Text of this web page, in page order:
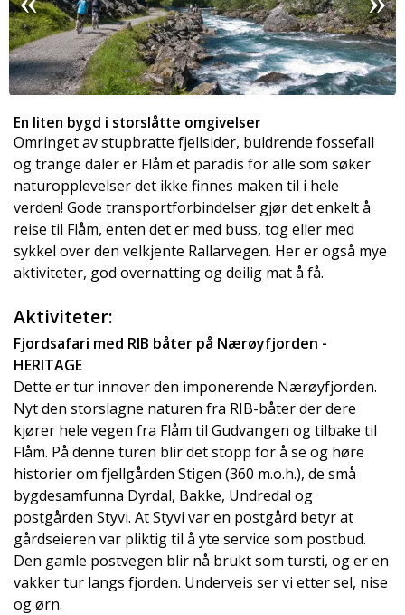
En liten bygd i storslåtte omgivelser
Omringet av stupbratte fjellsider, buldrende fossefall
og trange daler er Flåm et paradis for alle som søker
naturopplevelser det ikke finnes maken til i hele
verden! Gode transportforbindelser gjør det enkelt å
reise til Flåm, enten det er med buss, tog eller med
sykkel over den velkjente Rallarvegen. Her er også mye
aktiviteter, god overnatting og deilig mat å få.
Aktiviteter:
Fjordsafari med RIB båter på Nærøyfjorden -
HERITAGE
Dette er tur innover den imponerende Nærøyfjorden.
Nyt den storslagne naturen fra RIB-båter der dere
kjører hele vegen fra Flåm til Gudvangen og tilbake til
Flåm. På denne turen blir det stopp for å se og høre
historier om fjellgården Stigen (360 m.o.h.), de små
bygdesamfunna Dyrdal, Bakke, Undredal og
postgården Styvi. At Styvi var en postgård betyr at
gårdseieren var pliktig til å yte service som postbud.
Den gamle postvegen blir nå brukt som tursti, og er en
vakker tur langs fjorden. Underveis ser vi etter sel, nise
og ørn.